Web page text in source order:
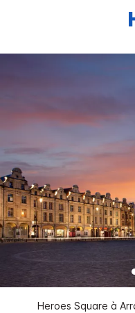
Heroes Square à